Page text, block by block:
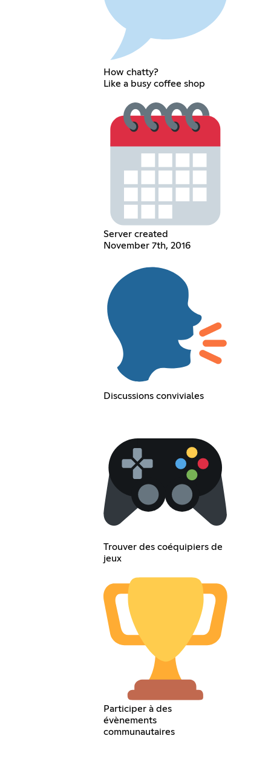
How chatty?
Like a busy coffee shop
Server created
November 7th, 2016
Discussions conviviales
Trouver des coéquipiers de
jeux
Participer à des
évènements
communautaires